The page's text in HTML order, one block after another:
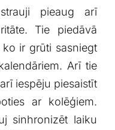
pieaug arī
Tie piedāvā
ko ir grūti sasniegt‍
Arī tie
iespēju piesaistīt
ar kolēģiem.
sinhronizēt laiku